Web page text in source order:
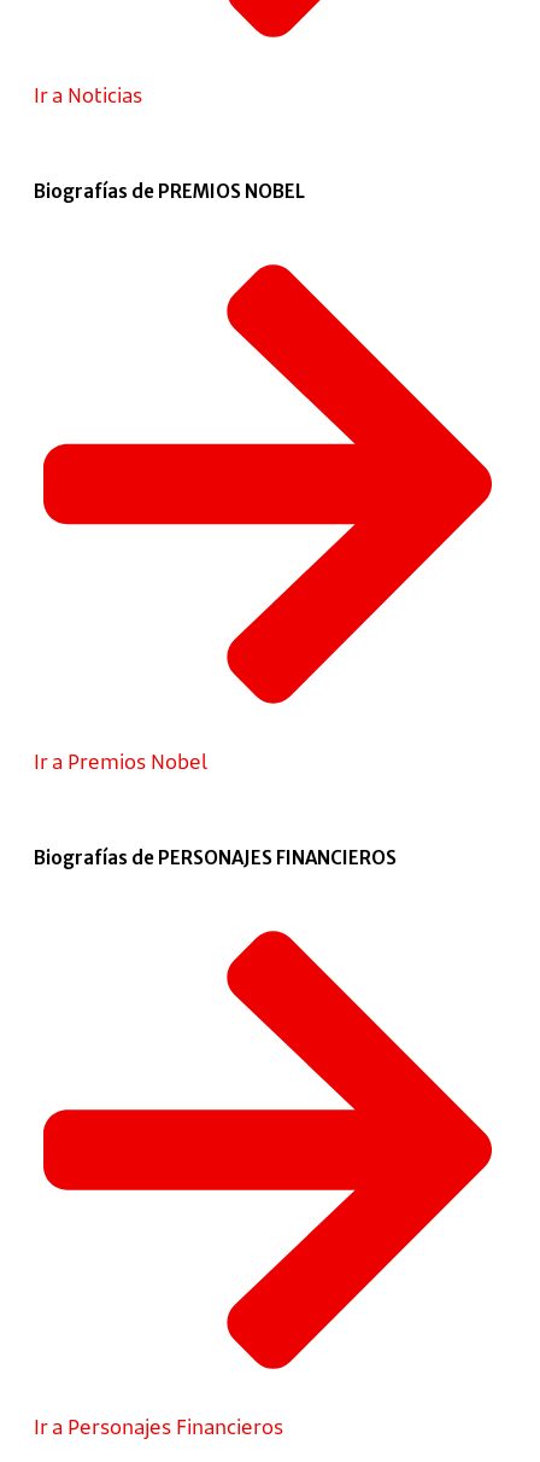
Ir a Noticias
Biografías de PREMIOS NOBEL
Ir a Premios Nobel
Biografías de PERSONAJES FINANCIEROS
Ir a Personajes Financieros